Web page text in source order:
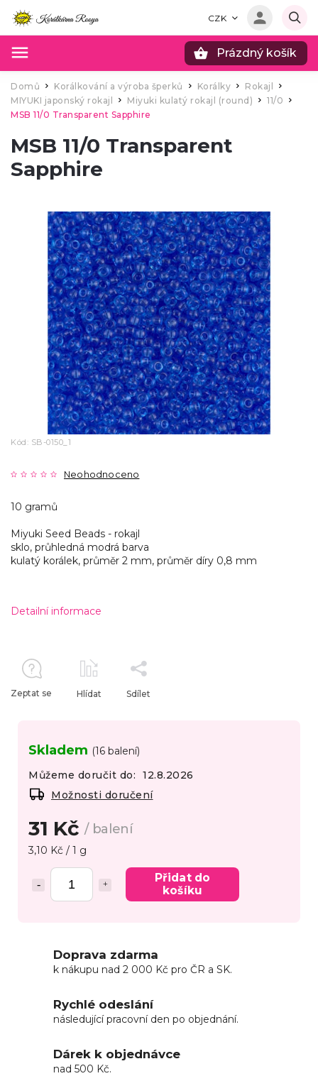
CZK
Prázdný košík
Domů / Korálkování a výroba šperků Korálky / Rokajl
/
MIYUKI japonský rokajl
/ Miyuki kulatý rokajl (round) / 11/0 /
MSB 11/0 Transparent Sapphire
MSB 11/0 Transparent
Sapphire
Kód: SB-0150_1
Neohodnoceno
31 Kč/ balení
3,10 Kč / 1 g
Přidat do
košíku
Skladem (16 balení)
Můžeme doručit do:
12.8.2026
Možnosti doručení
10 gramů
Miyuki Seed Beads - rokajl
sklo, průhledná modrá barva
kulatý korálek, průměr 2 mm, průměr díry 0,8 mm
Detailní informace
Zeptat se Hlídat Sdílet
Doprava zdarma
k nákupu nad 2 000 Kč pro ČR a SK.
Rychlé odeslání
následující pracovní den po objednání.
Dárek k objednávce
nad 500 Kč.